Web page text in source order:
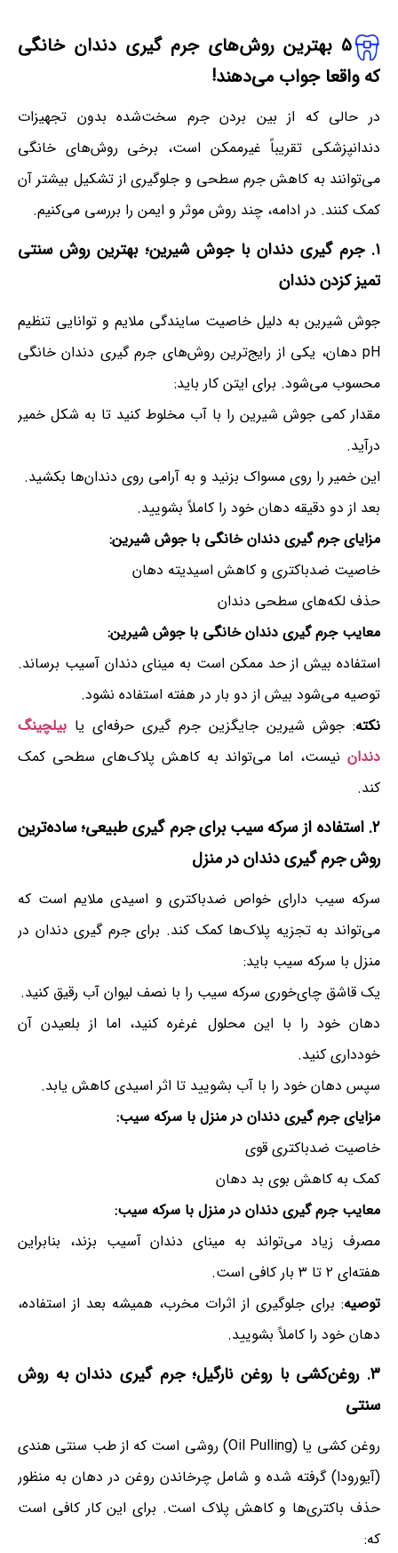
۵ بهترین روش‌های جرم گیری دندان خانگی
که واقعا جواب می‌دهند!
در حالی که از بین بردن جرم سخت‌شده بدون تجهیزات
دندانپزشکی تقریباً غیرممکن است، برخی روش‌های خانگی
می‌توانند به کاهش جرم سطحی و جلوگیری از تشکیل بیشتر آن
کمک کنند. در ادامه، چند روش موثر و ایمن را بررسی می‌کنیم.
۱. جرم گیری دندان با جوش شیرین؛ بهترین روش سنتی
تمیز کزدن دندان
جوش شیرین به دلیل خاصیت سایندگی ملایم و توانایی تنظیم
pH دهان، یکی از رایج‌ترین روش‌های جرم گیری دندان خانگی
محسوب می‌شود. برای ایتن کار باید:
مقدار کمی جوش شیرین را با آب مخلوط کنید تا به شکل خمیر
درآید.
این خمیر را روی مسواک بزنید و به آرامی روی دندان‌ها بکشید.
بعد از دو دقیقه دهان خود را کاملاً بشویید.
مزایای جرم گیری دندان خانگی با جوش شیرین:
خاصیت ضدباکتری و کاهش اسیدیته دهان
حذف لکه‌های سطحی دندان
معایب جرم گیری دندان خانگی با جوش شیرین:
استفاده بیش از حد ممکن است به مینای دندان آسیب برساند.
توصیه می‌شود بیش از دو بار در هفته استفاده نشود.
نکته: جوش شیرین جایگزین جرم گیری حرفه‌ای یا بیلچینگ
دندان نیست، اما می‌تواند به کاهش پلاک‌های سطحی کمک
کند.
۲. استفاده از سرکه سیب برای جرم گیریطبیعی؛ ساده‌ترین
روشجرم گیری دندان در منزل
سرکه سیب دارای خواص ضدباکتری و اسیدی ملایم است که
می‌تواند به تجزیه پلاک‌ها کمک کند. برای جرم گیری دندان در
منزل با سرکه سیب باید:
یک قاشق چای‌خوری سرکه سیب را با نصف لیوان آب رقیق کنید.
دهان خود را با این محلول غرغره کنید، اما از بلعیدن آن
خودداری کنید.
سپس دهان خود را با آب بشویید تا اثر اسیدی کاهش یابد.
مزایای جرم گیری دندان در منزل با سرکه سیب:
خاصیت ضدباکتری قوی
کمک به کاهش بوی بد دهان
معایب جرم گیری دندان در منزل با سرکه سیب:
مصرف زیاد می‌تواند به مینای دندان آسیب بزند، بنابراین
هفته‌ای ۲ تا ۳ بار کافی است.
توصیه: برای جلوگیری از اثرات مخرب، همیشه بعد از استفاده،
دهان خود را کاملاً بشویید.
۳. روغن‌کشی با روغن نارگیل ؛جرم گیری دندان به روش
سنتی
روغن کشی یا (Oil Pulling) روشی است که از طب سنتی هندی
(آیورودا) گرفته شده و شامل چرخاندن روغن در دهان به منظور
حذف باکتری‌ها و کاهش پلاک است. برای این کار کافی است
که: